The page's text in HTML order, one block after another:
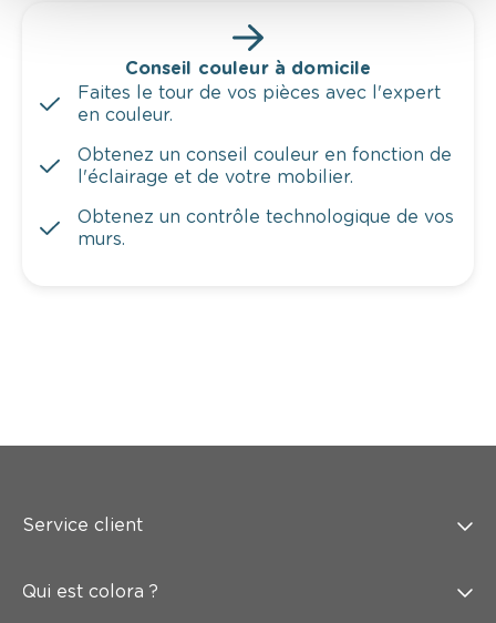
Conseil couleur à domicile
Faites le tour de vos pièces avec l'expert
en couleur.
Obtenez un conseil couleur en fonction de
l'éclairage et de votre mobilier.
Obtenez un contrôle technologique de vos
murs.
Service client
Qui est colora ?